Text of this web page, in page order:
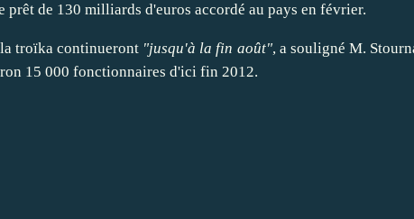
prêt de 130 milliards d'euros accordé au pays en février.
troïka continueront "jusqu'à la fin août", a souligné M.
15 000 fonctionnaires d'ici fin 2012.